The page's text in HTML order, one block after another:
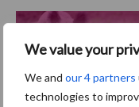
We value your
We and our 4 partners
technologies to
varkenspest